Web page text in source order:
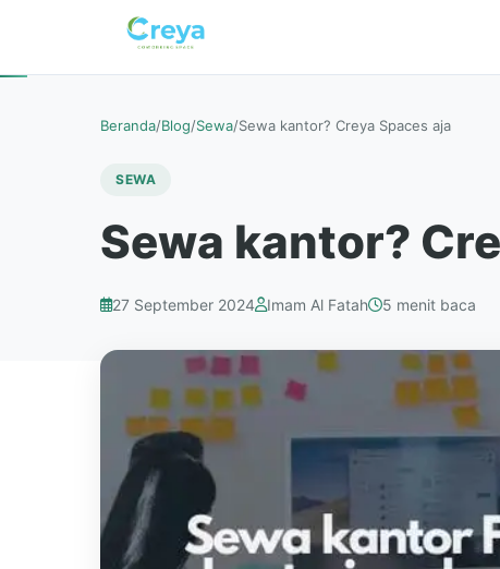
Beranda/Blog/Sewa/Sewa kantor? Creya Spaces aja
SEWA
Sewa kantor?
27 September 2024 Imam Al Fatah 5 menit baca